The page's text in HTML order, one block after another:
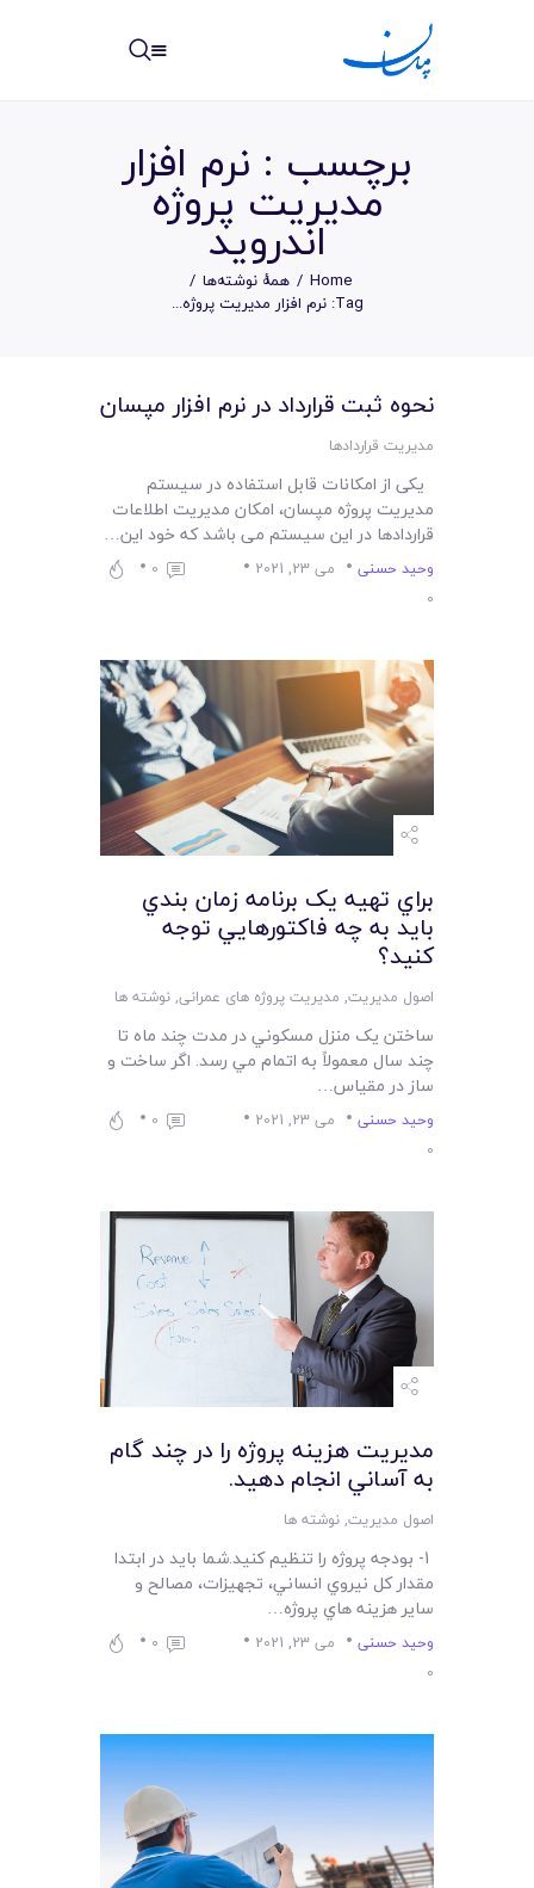
برچسب : نرم افزار
مديريت پروژه
اندرويد
Home
همهٔ نوشته‌ها
Tag: نرم افزار مديريت پروژه...
خانه
نوشته ها
امکانات
سیستم ها
لیست قیمت محصولات
نحوه ثبت قرارداد در نرم افزار مپسان
مدیریت قراردادها
یکی از امکانات قابل استفاده در سیستم
مدیریت پروژه مپسان، امکان مدیریت اطلاعات
قراردادها در این سیستم می باشد که خود این…
وحید حسنی می 23, 2021
0
0
براي تهيه يک برنامه زمان بندي
بايد به چه فاکتورهايي توجه
کنيد؟
اصول مدیریت, مدیریت پروژه های عمرانی,نوشته ها
ساختن يک منزل مسکوني در مدت چند ماه تا
چند سال معمولاً به اتمام مي رسد. اگر ساخت و
ساز در مقياس…
وحید حسنی می 23, 2021
0
0
مديريت هزينه پروژه را در چند گام
به آساني انجام دهيد.
اصول مدیریت,نوشته ها
1- بودجه پروژه را تنظيم کنيد.شما بايد در ابتدا
مقدار کل نيروي انساني، تجهيزات، مصالح و
ساير هزينه هاي پروژه…
وحید حسنی می 23, 2021
0
0